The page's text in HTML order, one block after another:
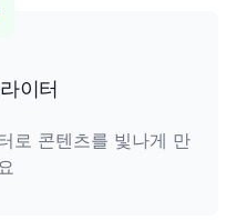
이터
로 콘텐츠를 빛나게 만